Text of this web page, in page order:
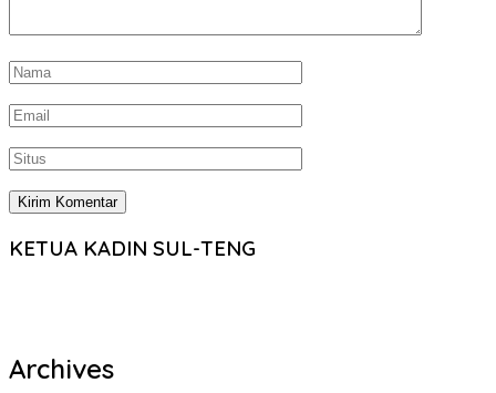
KETUA KADIN SUL-TENG
Archives